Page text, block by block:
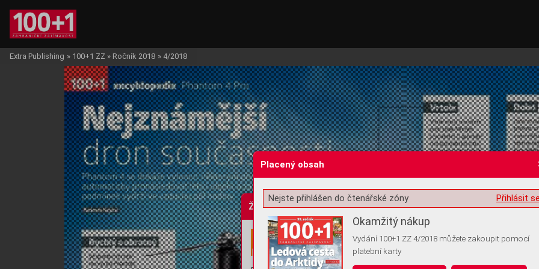
Žádost o souhlas s ukládáním volitelných informací
Extra Publishing » 100+1 ZZ » Ročník 2018 » 4/2018
Placený obsah
Přihlásit
Nejste přihlášen do čtenářské zóny
Okamžitý nákup
Vydání 100+1 ZZ 4/2018 můžete zakoupit pomocí
platební karty